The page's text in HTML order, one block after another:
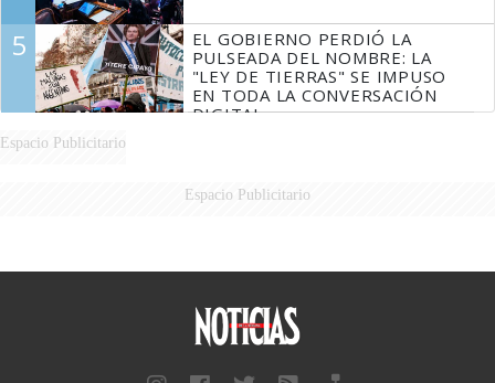
5
EL GOBIERNO PERDIÓ LA
PULSEADA DEL NOMBRE: LA
"LEY DE TIERRAS" SE IMPUSO
EN TODA LA CONVERSACIÓN
DIGITAL
Espacio Publicitario
Espacio Publicitario